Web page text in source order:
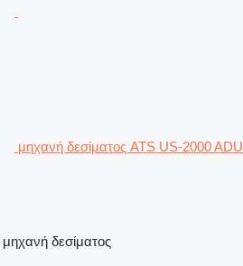
μηχανή δεσίματος ATS US-2000 ADU
δεσίματος